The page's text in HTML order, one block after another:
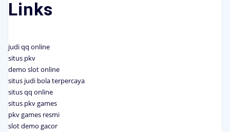
Links
judi qq online
situs pkv
demo slot online
situs judi bola terpercaya
situs qq online
situs pkv games
pkv games resmi
slot demo gacor